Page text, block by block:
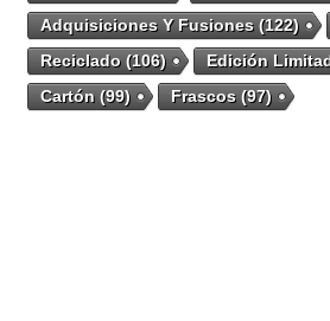
Adquisiciones Y Fusiones(122)
Reciclado (106) Edición
Cartón (99) Frascos(97)